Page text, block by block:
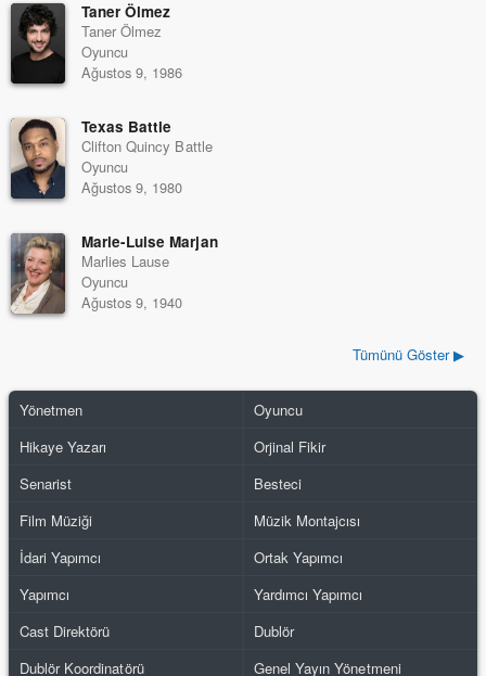
Taner Ölmez
Taner Ölmez
Oyuncu
Ağustos 9, 1986
Texas Battle
Clifton Quincy Battle
Oyuncu
Ağustos 9, 1980
Marie-Luise Marjan
Marlies Lause
Oyuncu
Ağustos 9, 1940
Tümünü Göster ▶
Yönetmen
Oyuncu
Hikaye Yazarı
Orjinal Fikir
Senarist
Besteci
Film Müziği
Müzik Montajcısı
İdari Yapımcı
Ortak Yapımcı
Yapımcı
Yardımcı Yapımcı
Cast Direktörü
Dublör
Dublör Koordinatörü
Genel Yayın Yönetmeni